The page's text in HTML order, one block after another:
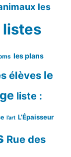
les
listes
les plans
élèves le
liste :
l’art L’Épaisseur
Rue des